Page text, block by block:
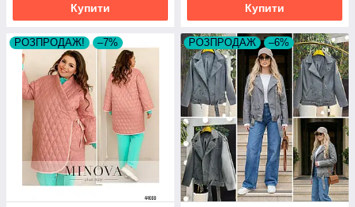
Купити Купити
РОЗПРОДАЖ! –7% РОЗПРОДАЖ –6%